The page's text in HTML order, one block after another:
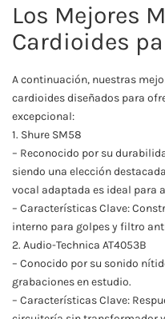
Los Mejores
Cardioides
A continuación, nuestras
cardioides diseñados para
excepcional:
1. Shure SM58
– Reconocido por su
siendo una elección
vocal adaptada es ideal para
– Características Clave:
interno para golpes y filtro
2. Audio-Technica AT4053B
– Conocido por su sonido
grabaciones en estudio.
– Características Clave: